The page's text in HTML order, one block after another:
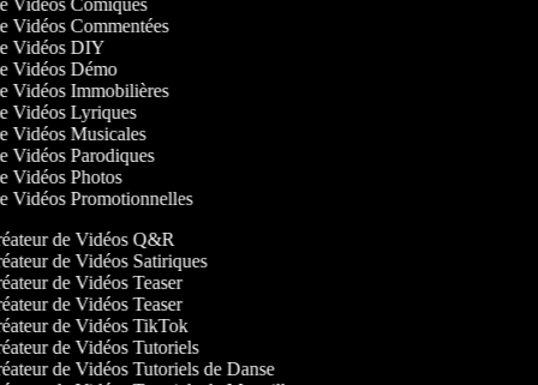
Vidéos Comiques
Vidéos Commentées
Vidéos DIY
Vidéos Démo
Vidéos Immobilières
Vidéos Lyriques
Vidéos Musicales
Vidéos Parodiques
Vidéos Photos
Vidéos Promotionnelles
de Vidéos Q&R
de Vidéos Satiriques
de Vidéos Teaser
de Vidéos Teaser
de Vidéos TikTok
de Vidéos Tutoriels
de Vidéos Tutoriels de Danse